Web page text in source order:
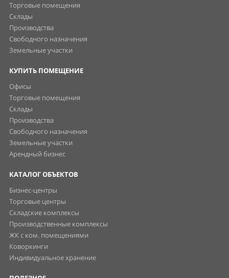
Торговые помещения
Склады
Производства
Свободного назначения
Земельные участки
КУПИТЬ ПОМЕЩЕНИЕ
Офисы
Торговые помещения
Склады
Производства
Свободного назначения
Земельные участки
Арендный бизнес
КАТАЛОГ ОБЪЕКТОВ
Бизнес-центры
Торговые центры
Складские комплексы
Производственные комплексы
ЖК с ком. помещениями
Коворкинги
Индивидуальное хранение